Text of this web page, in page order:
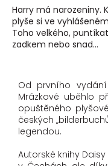
Harry má narozeniny.
plyše si ve
Toho velkého,
zadkem nebo snad...
Od prvního
Mrázkové uběhlo
opuštěného
českých
legendou.
Autorské knihy